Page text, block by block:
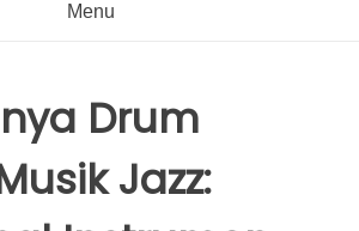
Menu
Drum
Jazz: